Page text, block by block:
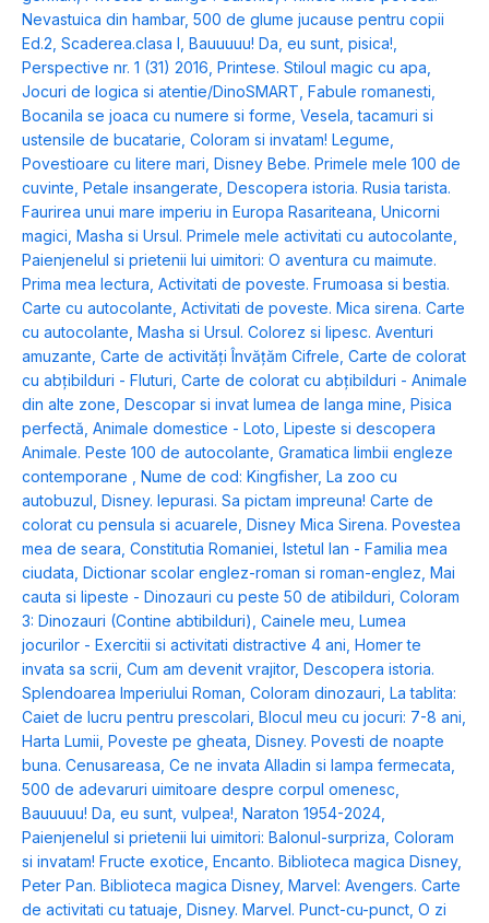
Nevastuica din hambar, 500 de glume jucause pentru copii
Ed.2, Scaderea.clasa I , Bauuuuu! Da, eu sunt, pisica!,
Perspective nr. 1 (31) 2016, Printese. Stiloul magic cu apa,
Jocuri de logica si atentie/DinoSMART, Fabule romanesti,
Bocanila se joaca cu numere si forme, Vesela, tacamuri si
ustensile de bucatarie, Coloram si invatam! Legume,
Povestioare cu litere mari, Disney Bebe. Primele mele 100 de
cuvinte, Petale insangerate, Descopera istoria. Rusia tarista.
Faurirea unui mare imperiu in Europa Rasariteana, Unicorni
magici, Masha si Ursul. Primele mele activitati cu autocolante,
Paienjenelul si prietenii lui uimitori: O aventura cu maimute.
Prima mea lectura, Activitati de poveste. Frumoasa si bestia.
Carte cu autocolante, Activitati de poveste. Mica sirena. Carte
cu autocolante, Masha si Ursul. Colorez si lipesc. Aventuri
amuzante, Carte de activități Învățăm Cifrele, Carte de colorat
cu abțibilduri - Fluturi, Carte de colorat cu abțibilduri - Animale
din alte zone, Descopar si invat lumea de langa mine, Pisica
perfectă, Animale domestice - Loto, Lipeste si descopera
Animale. Peste 100 de autocolante, Gramatica limbii engleze
contemporane , Nume de cod: Kingfisher, La zoo cu
autobuzul , Disney. Iepurasi. Sa pictam impreuna! Carte de
colorat cu pensula si acuarele, Disney Mica Sirena. Povestea
mea de seara, Constitutia Romaniei, Istetul Ian - Familia mea
ciudata, Dictionar scolar englez-roman si roman-englez, Mai
cauta si lipeste - Dinozauri cu peste 50 de atibilduri, Coloram
3: Dinozauri (Contine abtibilduri), Cainele meu, Lumea
jocurilor - Exercitii si activitati distractive 4 ani, Homer te
invata sa scrii, Cum am devenit vrajitor, Descopera istoria.
Splendoarea Imperiului Roman, Coloram dinozauri, La tablita:
Caiet de lucru pentru prescolari, Blocul meu cu jocuri: 7-8 ani,
Harta Lumii, Poveste pe gheata, Disney. Povesti de noapte
buna. Cenusareasa, Ce ne invata Alladin si lampa fermecata,
500 de adevaruri uimitoare despre corpul omenesc,
Bauuuuu! Da, eu sunt, vulpea!, Naraton 1954-2024,
Paienjenelul si prietenii lui uimitori: Balonul-surpriza, Coloram
si invatam! Fructe exotice, Encanto. Biblioteca magica Disney,
Peter Pan. Biblioteca magica Disney, Marvel: Avengers. Carte
de activitati cu tatuaje, Disney. Marvel. Punct-cu-punct, O zi